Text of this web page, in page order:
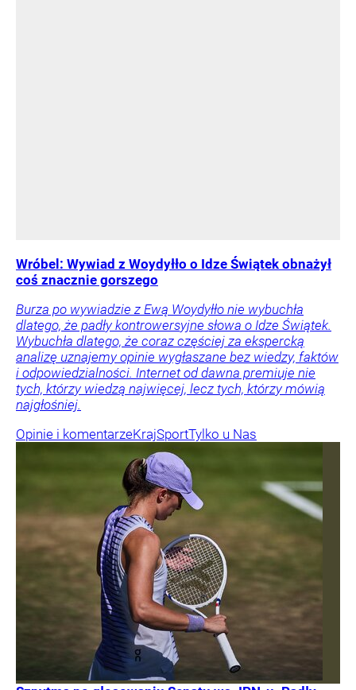
Wróbel: Wywiad z Woydyłło o Idze Świątek obnażył
coś znacznie gorszego
Burza po wywiadzie z Ewą Woydyłło nie wybuchła
dlatego, że padły kontrowersyjne słowa o Idze Świątek.
Wybuchła dlatego, że coraz częściej za ekspercką
analizę uznajemy opinie wygłaszane bez wiedzy, faktów
i odpowiedzialności. Internet od dawna premiuje nie
tych, którzy wiedzą najwięcej, lecz tych, którzy mówią
najgłośniej.
Opinie i komentarzeKrajSportTylko u Nas